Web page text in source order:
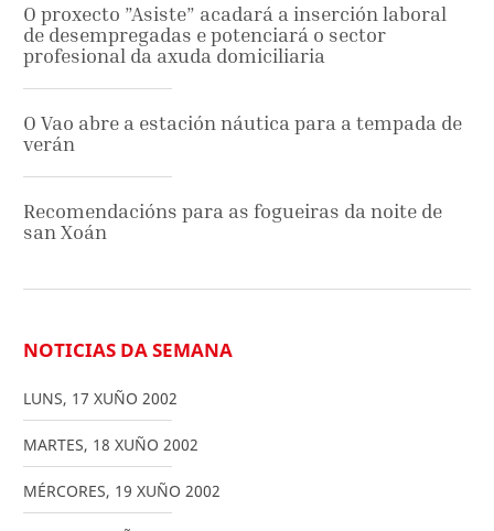
O proxecto ”Asiste” acadará a inserción laboral
de desempregadas e potenciará o sector
profesional da axuda domiciliaria
O Vao abre a estación náutica para a tempada de
verán
Recomendacións para as fogueiras da noite de
san Xoán
NOTICIAS DA SEMANA
LUNS, 17 XUÑO 2002
MARTES, 18 XUÑO 2002
MÉRCORES, 19 XUÑO 2002